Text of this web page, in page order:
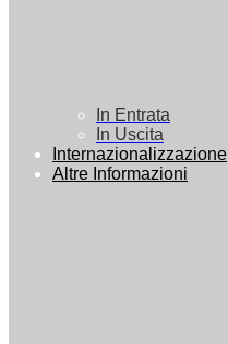
In Entrata
In Uscita
Internazionalizzazione
Altre Informazioni